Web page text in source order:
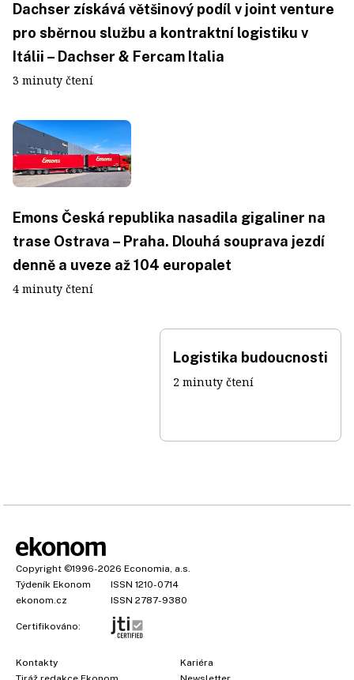
Dachser získává většinový podíl v joint venture
pro sběrnou službu a kontraktní logistiku v
Itálii – Dachser & Fercam Italia
3 minuty čtení
Emons Česká republika nasadila gigaliner na
trase Ostrava – Praha. Dlouhá souprava jezdí
denně a uveze až 104 europalet
4 minuty čtení
Logistika budoucnosti
2 minuty čtení
Copyright ©1996-2026 Economia, a.s.
Týdeník Ekonom
ISSN 1210-0714
ekonom.cz
ISSN 2787-9380
Certifikováno:
Kontakty
Kariéra